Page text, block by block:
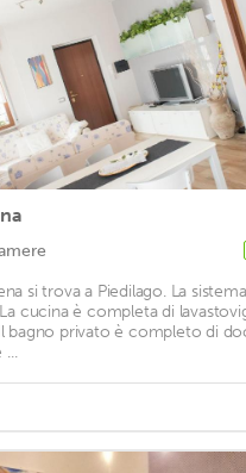
si trova a Piedilago. La
cucina è completa di
bagno privato è completo di
...